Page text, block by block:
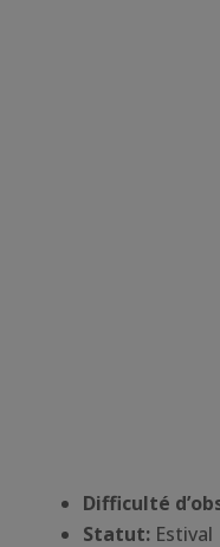
Difficulté
Statut:Estival